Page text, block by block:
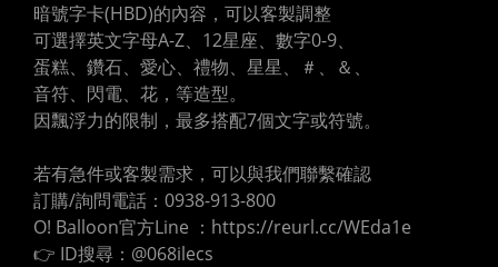
暗號字卡(HBD)的內容，可以客製調整
可選擇英文字母A-Z、12星座、數字0-9、
蛋糕、鑽石、愛心、禮物、星星、＃、＆、
音符、閃電、花，等造型。
因飄浮力的限制，最多搭配7個文字或符號。
若有急件或客製需求，可以與我們聯繫確認
訂購/詢問電話：0938-913-800
O! Balloon官方Line ：https://reurl.cc/WEda1e
👉 ID搜尋：@068ilecs